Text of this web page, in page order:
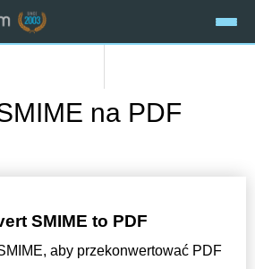
na PDF
SMIME to PDF
aby przekonwertować PDF